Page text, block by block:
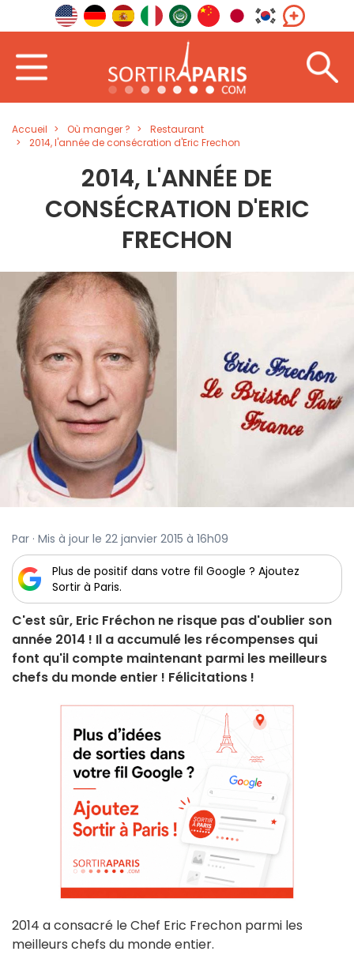
Accueil Où manger ?
Restaurant
2014, l'année de consécration d'Eric Frechon
2014, L'ANNÉE DE
CONSÉCRATION D'ERIC
FRECHON
Par · Mis à jour le 22 janvier 2015 à 16h09
Plus de positif dans votre fil Google ? Ajoutez
Sortir à Paris.
C'est sûr, Eric Fréchon ne risque pas d'oublier son
année 2014 ! Il a accumulé les récompenses qui
font qu'il compte maintenant parmi les meilleurs
chefs du monde entier ! Félicitations !
2014 a consacré le Chef Eric Frechon parmi les
meilleurs chefs du monde entier.